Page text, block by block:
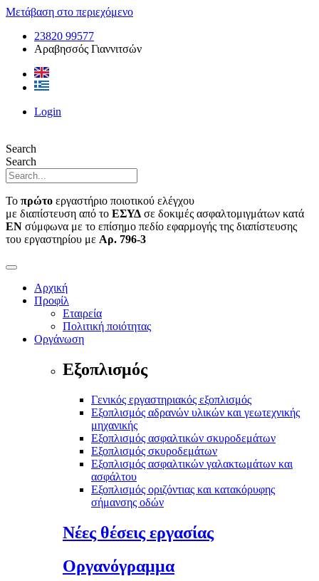
Μετάβαση στο περιεχόμενο
23820 99577
Αραβησσός Γιαννιτσών
Login
Search
Search
Το πρώτο εργαστήριο ποιοτικού ελέγχου
με διαπίστευση από το ΕΣΥΔ σε δοκιμές ασφαλτομιγμάτων κατά
ΕΝ σύμφωνα με το επίσημο πεδίο εφαρμογής της διαπίστευσης
του εργαστηρίου με Αρ. 796-3
Αρχική
Προφίλ
Εταιρεία
Πολιτική ποιότητας
Οργάνωση
Εξοπλισμός
Γενικός εργαστηριακός εξοπλισμός
Εξοπλισμός αδρανών υλικών και γεωτεχνικής
μηχανικής
Εξοπλισμός ασφαλτικών σκυροδεμάτων
Εξοπλισμός σκυροδεμάτων
Εξοπλισμός ασφαλτικών γαλακτωμάτων και
ασφάλτου
Εξοπλισμός οριζόντιας και κατακόρυφης
σήμανσης οδών
Νέες θέσεις εργασίας
Οργανόγραμμα